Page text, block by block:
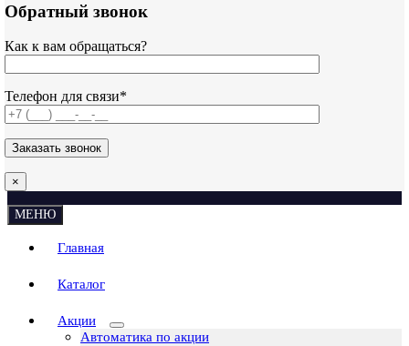
Обратный звонок
Как к вам обращаться?
Телефон для связи*
×
МЕНЮ
Главная
Каталог
Акции
Автоматика по акции